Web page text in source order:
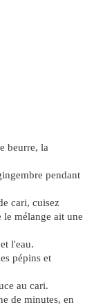
beurre, la
pendant
cari, cuisez
mélange ait une
l'eau.
pépins et
au cari.
de minutes, en